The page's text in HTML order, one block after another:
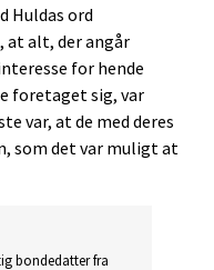
Huldas ord
alt, der angår
for hende
foretaget sig, var
var, at de med deres
som det var muligt at
bondedatter fra